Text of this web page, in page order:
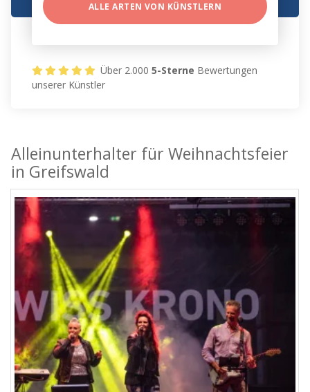
ALLE ARTEN VON KÜNSTLERN
Über 2.0005-Sterne Bewertungen
unserer Künstler
Alleinunterhalter für Weihnachtsfeier
in Greifswald